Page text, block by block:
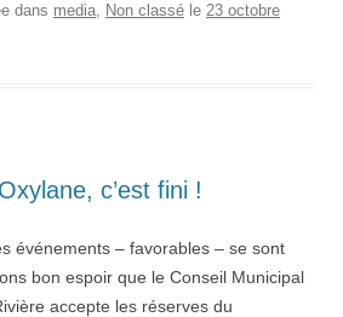
dans media, Non classé le 23 octobre
c’est fini !
événements – favorables – se sont
bon espoir que le Conseil Municipal
accepte les réserves du